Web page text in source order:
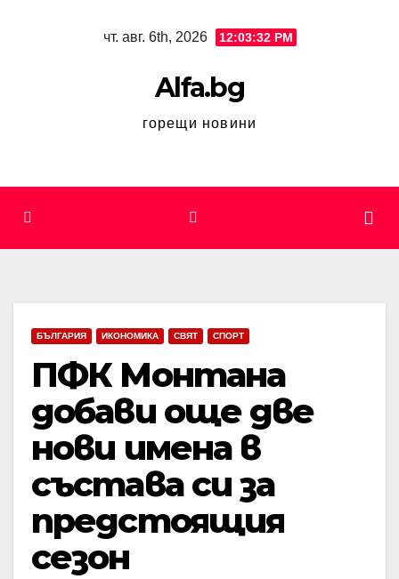
чт. авг. 6th, 2026 12:03:33 PM
Alfa.bg
горещи новини
БЪЛГАРИЯ ИКОНОМИКА СВЯТ СПОРТ
ПФК Монтана
добави още две
нови имена в
състава си за
предстоящия
сезон